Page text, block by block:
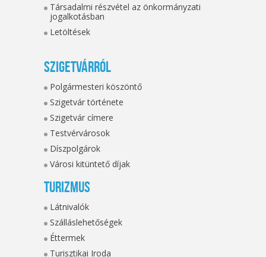
Társadalmi részvétel az önkormányzati
jogalkotásban
Letöltések
Szigetvárról
Polgármesteri köszöntő
Szigetvár története
Szigetvár címere
Testvérvárosok
Díszpolgárok
Városi kitüntető díjak
Turizmus
Látnivalók
Szálláslehetőségek
Éttermek
Turisztikai Iroda